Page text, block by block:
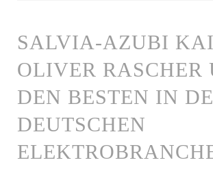
SALVIA-AZUBI KAI
OLIVER RASCHER
DEN BESTEN IN
DEUTSCHEN